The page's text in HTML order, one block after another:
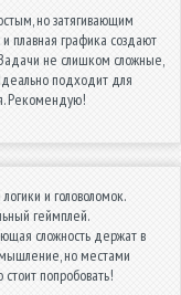
но затягивающим
плавная графика создают
не слишком сложные,
подходит для
Рекомендую!
и головоломок.
геймплей.
сложность держат в
но местами
попробовать!